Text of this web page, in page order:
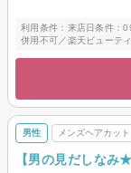
利用条件：来店日条件：
併用不可／楽天ビューテ
男性 メンズヘアカット
【男の見だしなみ